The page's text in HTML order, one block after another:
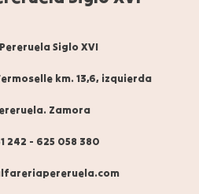
Siglo XVI
km. 13,6, izquierda
Zamora
242 - 625 058 380